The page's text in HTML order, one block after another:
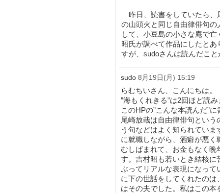
昨日、読書をしていたら、
の山頭火と同じ自由律俳句
して、小豆島の小さな庵で
昭氏が調べて作品にしたと
すが、sudoさんは読んだこ
sudo 8月19日(月) 15:19
らむちいさん、こんにちは。
”海もくれきる”は2回ほど読
このHPの”こんな本読んだ”
尾崎放哉は自由律俳句とい
う句などはよく知られてい
に就職しながら、酒癖が悪
むしばまれて、お金もなく
す。吉村昭も若いとき結核
ぶってリアルな表現になっ
に下の世話をしてくれたの
はその夫でした。私はこの